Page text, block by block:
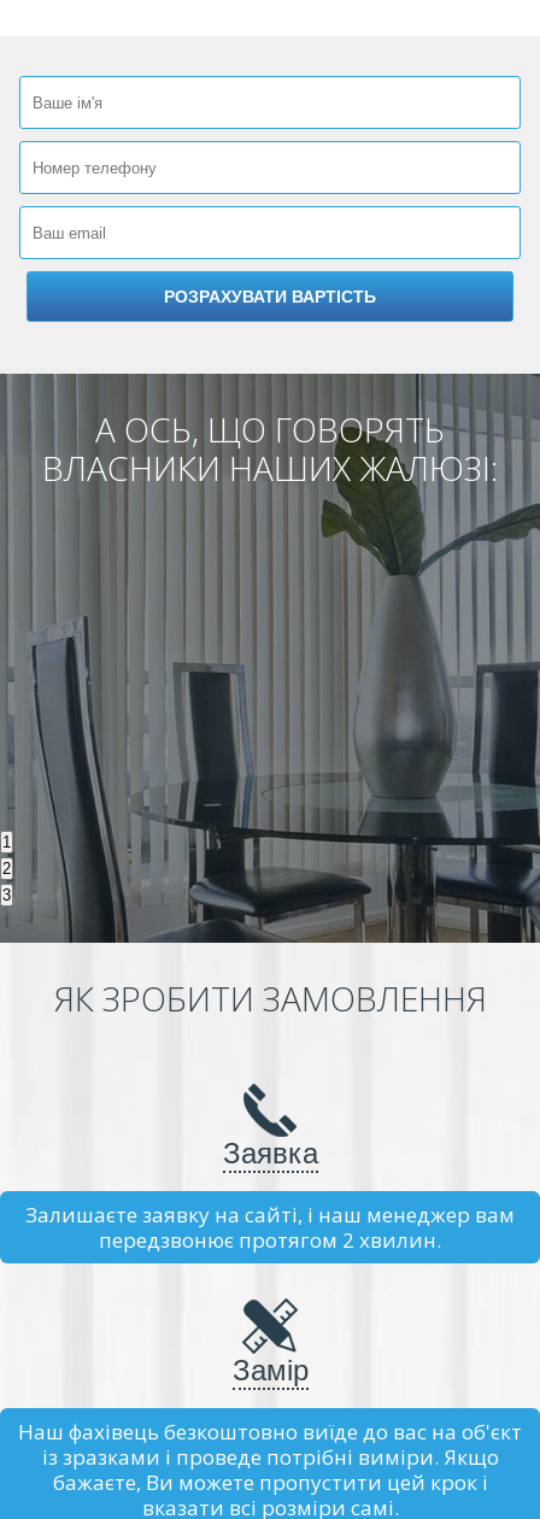
А ОСЬ, ЩО ГОВОРЯТЬ
ВЛАСНИКИ НАШИХ ЖАЛЮЗІ:
1
2
3
ЯК ЗРОБИТИ ЗАМОВЛЕННЯ
Заявка
Залишаєте заявку на сайті, і наш менеджер вам
передзвонює протягом 2 хвилин.
Замір
Наш фахівець безкоштовно виїде до вас на об'єкт
із зразками і проведе потрібні виміри. Якщо
бажаєте, Ви можете пропустити цей крок і
вказати всі розміри самі.